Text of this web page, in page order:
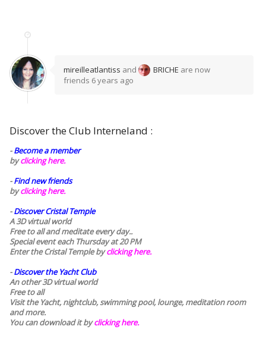
mireilleatlantiss and BRICHE are now
friends 6 years ago
Discover the Club Interneland :
-Become a member
byclicking here.
-Find new friends
byclicking here.
-Discover Cristal Temple
A 3D virtual world
Free to all and meditate every day..
Special event each Thursday at 20 PM
Enter the Cristal Temple byclicking here.
-Discover the Yacht Club
An other 3D virtual world
Free to all
Visit the Yacht, nightclub, swimming pool, lounge, meditation room
and more.
You can download it byclicking here.